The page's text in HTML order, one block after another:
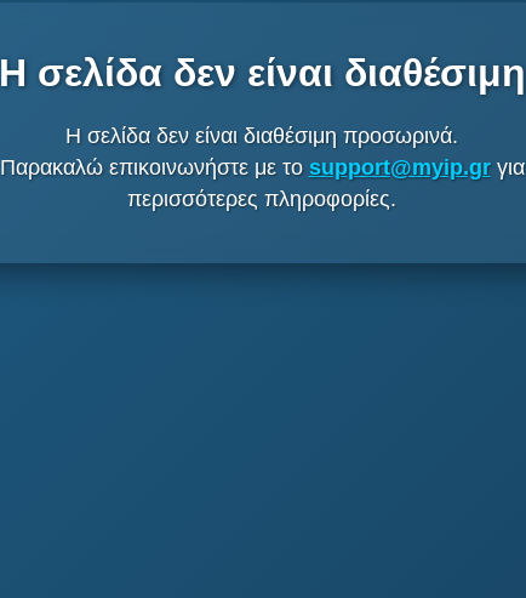
Η σελίδα δεν είναι διαθέσιμη
Η σελίδα δεν είναι διαθέσιμη προσωρινά.
Παρακαλώ επικοινωνήστε με το support@myip.grγια
περισσότερες πληροφορίες.